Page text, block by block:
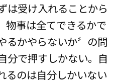
は受け入れることから
物事は全てできるかで
るかやらないか〞の問
分で押すしかない。自
るのは自分しかいない